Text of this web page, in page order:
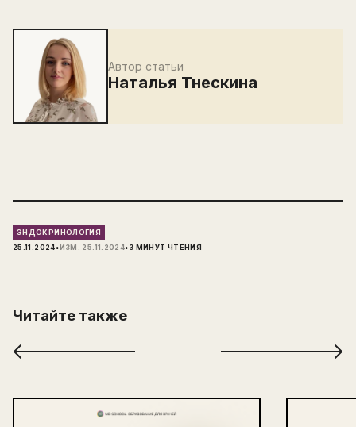
Автор статьи
Наталья Тнескина
ЭНДОКРИНОЛОГИЯ
25.11.2024· ИЗМ. 25.11.2024·3 МИНУТ ЧТЕНИЯ
Читайте также